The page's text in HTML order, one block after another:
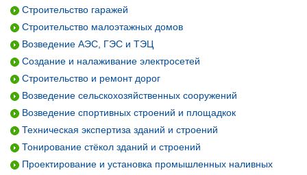
Строительство гаражей
Строительство малоэтажных домов
Возведение АЭС, ГЭС и ТЭЦ
Создание и налаживание электросетей
Строительство и ремонт дорог
Возведение сельскохозяйственных сооружений
Возведение спортивных строений и площадкок
Техническая экспертиза зданий и строений
Тонирование стёкол зданий и строений
Проектирование и установка промышленных наливных